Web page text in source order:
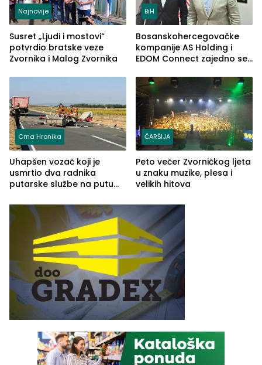
Najnovije
Susret „Ljudi i mostovi“
potvrdio bratske veze
Zvornika i Malog Zvornika
BiH
Bosanskohercegovačke
kompanije AS Holding i
EDOM Connect zajedno se
Crna Hronika
Uhapšen vozač koji je
usmrtio dva radnika
putarske službe na putu
(FOTO)
ČARŠIJA
Peto večer Zvorničkog ljeta
u znaku muzike, plesa i
velikih hitova